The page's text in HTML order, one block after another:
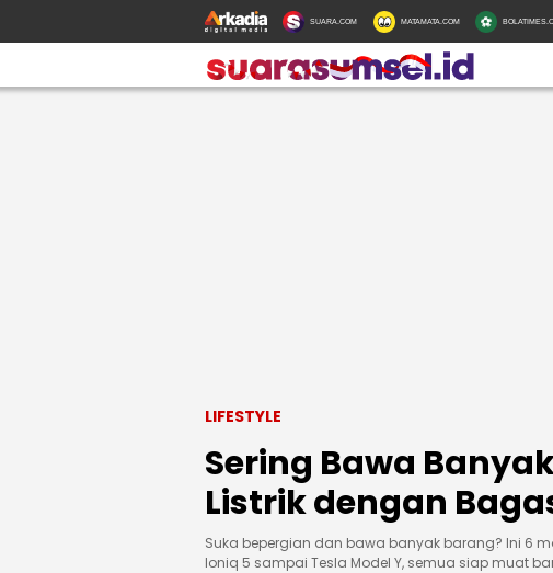
SUARA.COM MATAMATA.COM
LIFESTYLE
Sering Bawa
Listrik dengan
Suka bepergian dan bawa banyak barang? Ini 6
Ioniq 5 sampai Tesla Model Y, semua siap muat